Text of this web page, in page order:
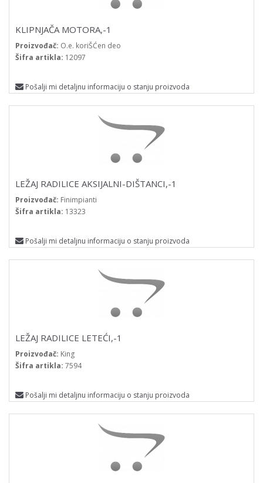
KLIPNJAČA MOTORA,-1
Proizvođač: O.e. koriŠĆen deo
Šifra artikla: 12097
Pošalji mi detaljnu informaciju o stanju proizvoda
LEŽAJ RADILICE AKSIJALNI-DIŠTANCI,-1
Proizvođač: Finimpianti
Šifra artikla: 13323
Pošalji mi detaljnu informaciju o stanju proizvoda
LEŽAJ RADILICE LETEĆI,-1
Proizvođač: King
Šifra artikla: 7594
Pošalji mi detaljnu informaciju o stanju proizvoda